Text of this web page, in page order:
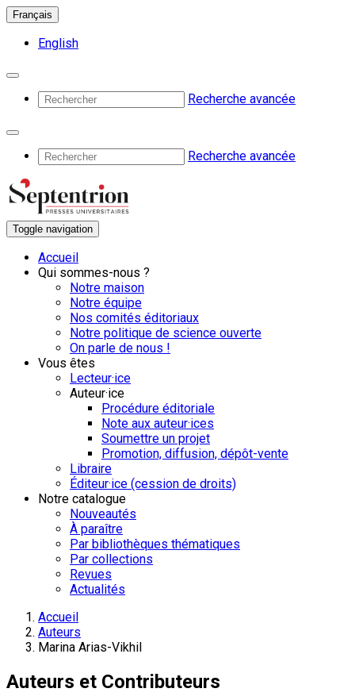
Français
English
Recherche avancée
Recherche avancée
Toggle navigation
Accueil
Qui sommes-nous ?
Notre maison
Notre équipe
Nos comités éditoriaux
Notre politique de science ouverte
On parle de nous !
Vous êtes
Lecteur·ice
Auteur·ice
Procédure éditoriale
Note aux auteur·ices
Soumettre un projet
Promotion, diffusion, dépôt-vente
Libraire
Éditeur·ice (cession de droits)
Notre catalogue
Nouveautés
À paraître
Par bibliothèques thématiques
Par collections
Revues
Actualités
Accueil
Auteurs
Marina Arias-Vikhil
Auteurs et Contributeurs